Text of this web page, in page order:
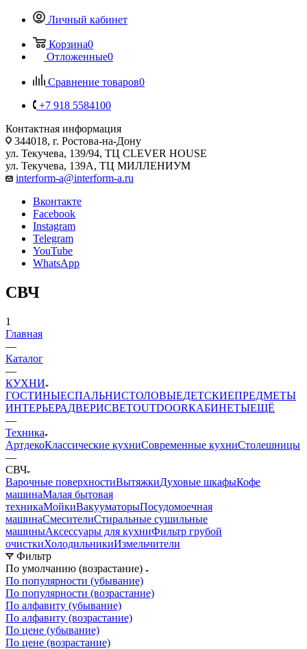
Личный кабинет
Корзина0
Отложенные0
Сравнение товаров0
+7 918 5584100
Контактная информация
344018, г. Ростова-на-Дону
ул. Текучева, 139/94, ТЦ CLEVER HOUSE
ул. Текучева, 139А, ТЦ МИЛЛЕНИУМ
interform-a@interform-a.ru
Вконтакте
Facebook
Instagram
Telegram
YouTube
WhatsApp
СВЧ
1
Главная
—
Каталог
—
КУХНИ
ГОСТИНЫЕСПАЛЬНИСТОЛОВЫЕДЕТСКИЕПРЕДМЕТЫ
ИНТЕРЬЕРАДВЕРИСВЕТOUTDOORКАБИНЕТЫЕЩЁ
—
Техника
АртдекоКлассические кухниСовременные кухниСтолешницы
—
СВЧ
Варочные поверхностиВытяжкиДуховые шкафыКофе
машинаМалая бытовая
техникаМойкиВакууматорыПосудомоечная
машинаСмесителиСтиральные сушильные
машиныАксессуары для кухниФильтр грубой
очисткиХолодильникиИзмельчители
Фильтр
По умолчанию (возрастание)
По популярности (убывание)
По популярности (возрастание)
По алфавиту (убывание)
По алфавиту (возрастание)
По цене (убывание)
По цене (возрастание)